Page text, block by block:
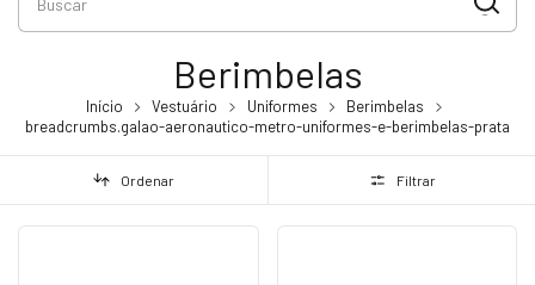
Berimbelas
Início Vestuário Uniformes
Berimbelas
breadcrumbs.galao-aeronautico-metro-uniformes-e-berimbelas-prata
Ordenar Filtrar